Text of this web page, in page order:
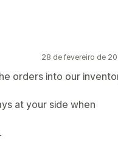
28 de fevereiro de
orders into our
at your side when